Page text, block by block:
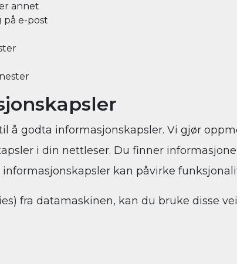
annet
e-post
å godta informasjonskapsler. Vi gjør
i din nettleser. Du finner
kan påvirke
fra datamaskinen, kan du bruke disse